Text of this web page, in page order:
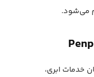
می‌شود.
خدمات ابری،